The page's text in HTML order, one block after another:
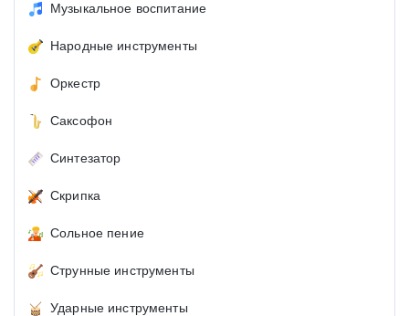
Музыкальное воспитание
Народные инструменты
Оркестр
Саксофон
Синтезатор
Скрипка
Сольное пение
Струнные инструменты
Ударные инструменты